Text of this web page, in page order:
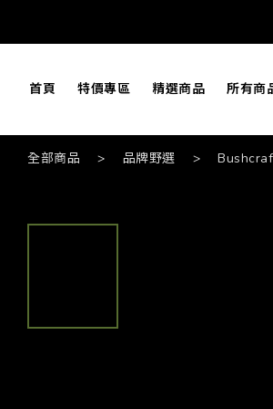
首頁 特價專區 精選商品 所有商
全部商品 > 品牌野選 >